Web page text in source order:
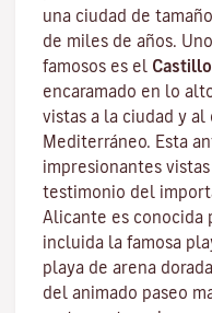
una ciudad de
de miles de años.
famosos es el
encaramado en lo
vistas a la ciudad y
Mediterráneo. Esta
impresionantes
testimonio del
Alicante es conocida
incluida la famosa
playa de arena
del animado paseo